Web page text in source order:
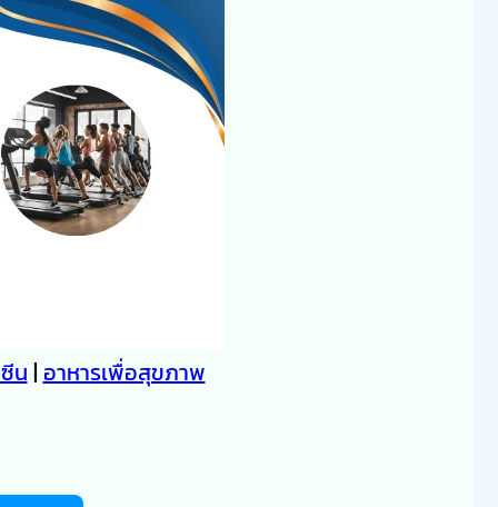
น|อาหารเพื่อสุขภาพ